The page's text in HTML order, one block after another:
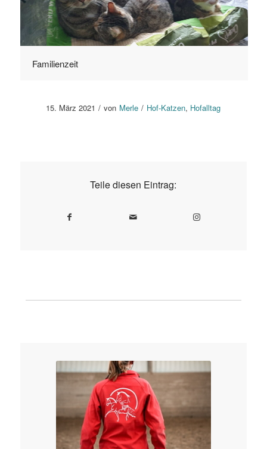
Familienzeit
15. März 2021 / von Merle / Hof-Katzen, Hofalltag
Teile diesen Eintrag: